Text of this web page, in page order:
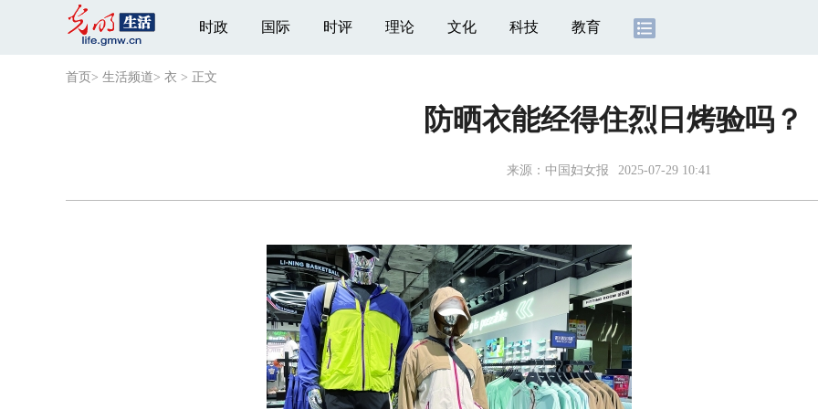
时政 国际 时评 理论 文化 科技 教育
首页 > 生活频道> 衣 > 正文
防晒衣能经得住烈日烤验吗？
来源： 中国妇女报 2025-07-29 10:41